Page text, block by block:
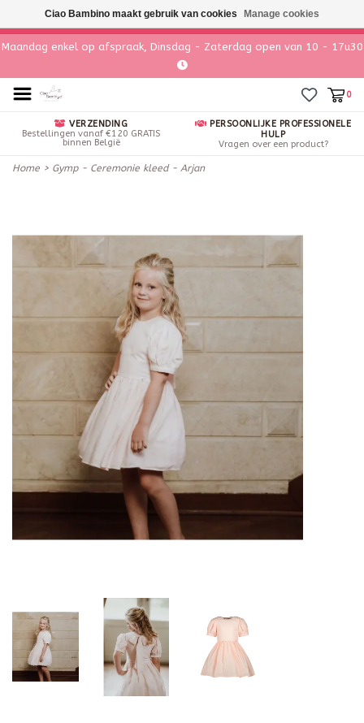
Maandag enkel op afspraak, Dinsdag - Zaterdag open van 10 - 17u30
0
VERZENDING
Bestellingen vanaf €120 GRATIS
binnen België
PERSOONLIJKE PROFESSIONELE
HULP
Vragen over een product?
Home > Gymp - Ceremonie kleed - Arjan
Ciao Bambino maakt gebruik van cookies Manage cookies